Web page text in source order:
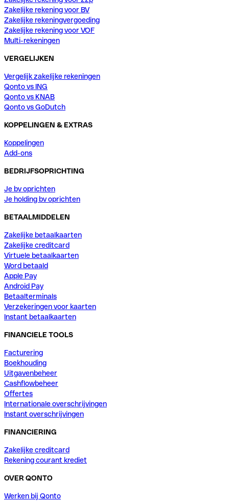
Zakelijke rekening voor BV
Zakelijke rekeningvergoeding
Zakelijke rekening voor VOF
Multi-rekeningen
VERGELIJKEN
Vergelijk zakelijke rekeningen
Qonto vs ING
Qonto vs KNAB
Qonto vs GoDutch
KOPPELINGEN & EXTRAS
Koppelingen
Add-ons
BEDRIJFSOPRICHTING
Je bv oprichten
Je holding bv oprichten
BETAALMIDDELEN
Zakelijke betaalkaarten
Zakelijke creditcard
Virtuele betaalkaarten
Word betaald
Apple Pay
Android Pay
Betaalterminals
Verzekeringen voor kaarten
Instant betaalkaarten
FINANCIELE TOOLS
Facturering
Boekhouding
Uitgavenbeheer
Cashflowbeheer
Offertes
Internationale overschrijvingen
Instant overschrijvingen
FINANCIERING
Zakelijke creditcard
Rekening courant krediet
OVER QONTO
Werken bij Qonto